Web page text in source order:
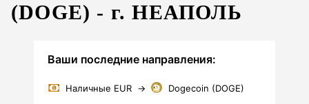
(DOGE) - г. НЕАПОЛЬ
Ваши последние направления:
Наличные EUR → Dogecoin (DOGE)